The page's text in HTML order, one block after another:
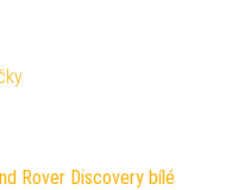
Rover Discovery bílé